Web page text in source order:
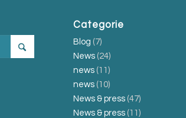
Categorie
Blog (7)
News (24)
news (11)
news (10)
News & press (47)
News & press (11)